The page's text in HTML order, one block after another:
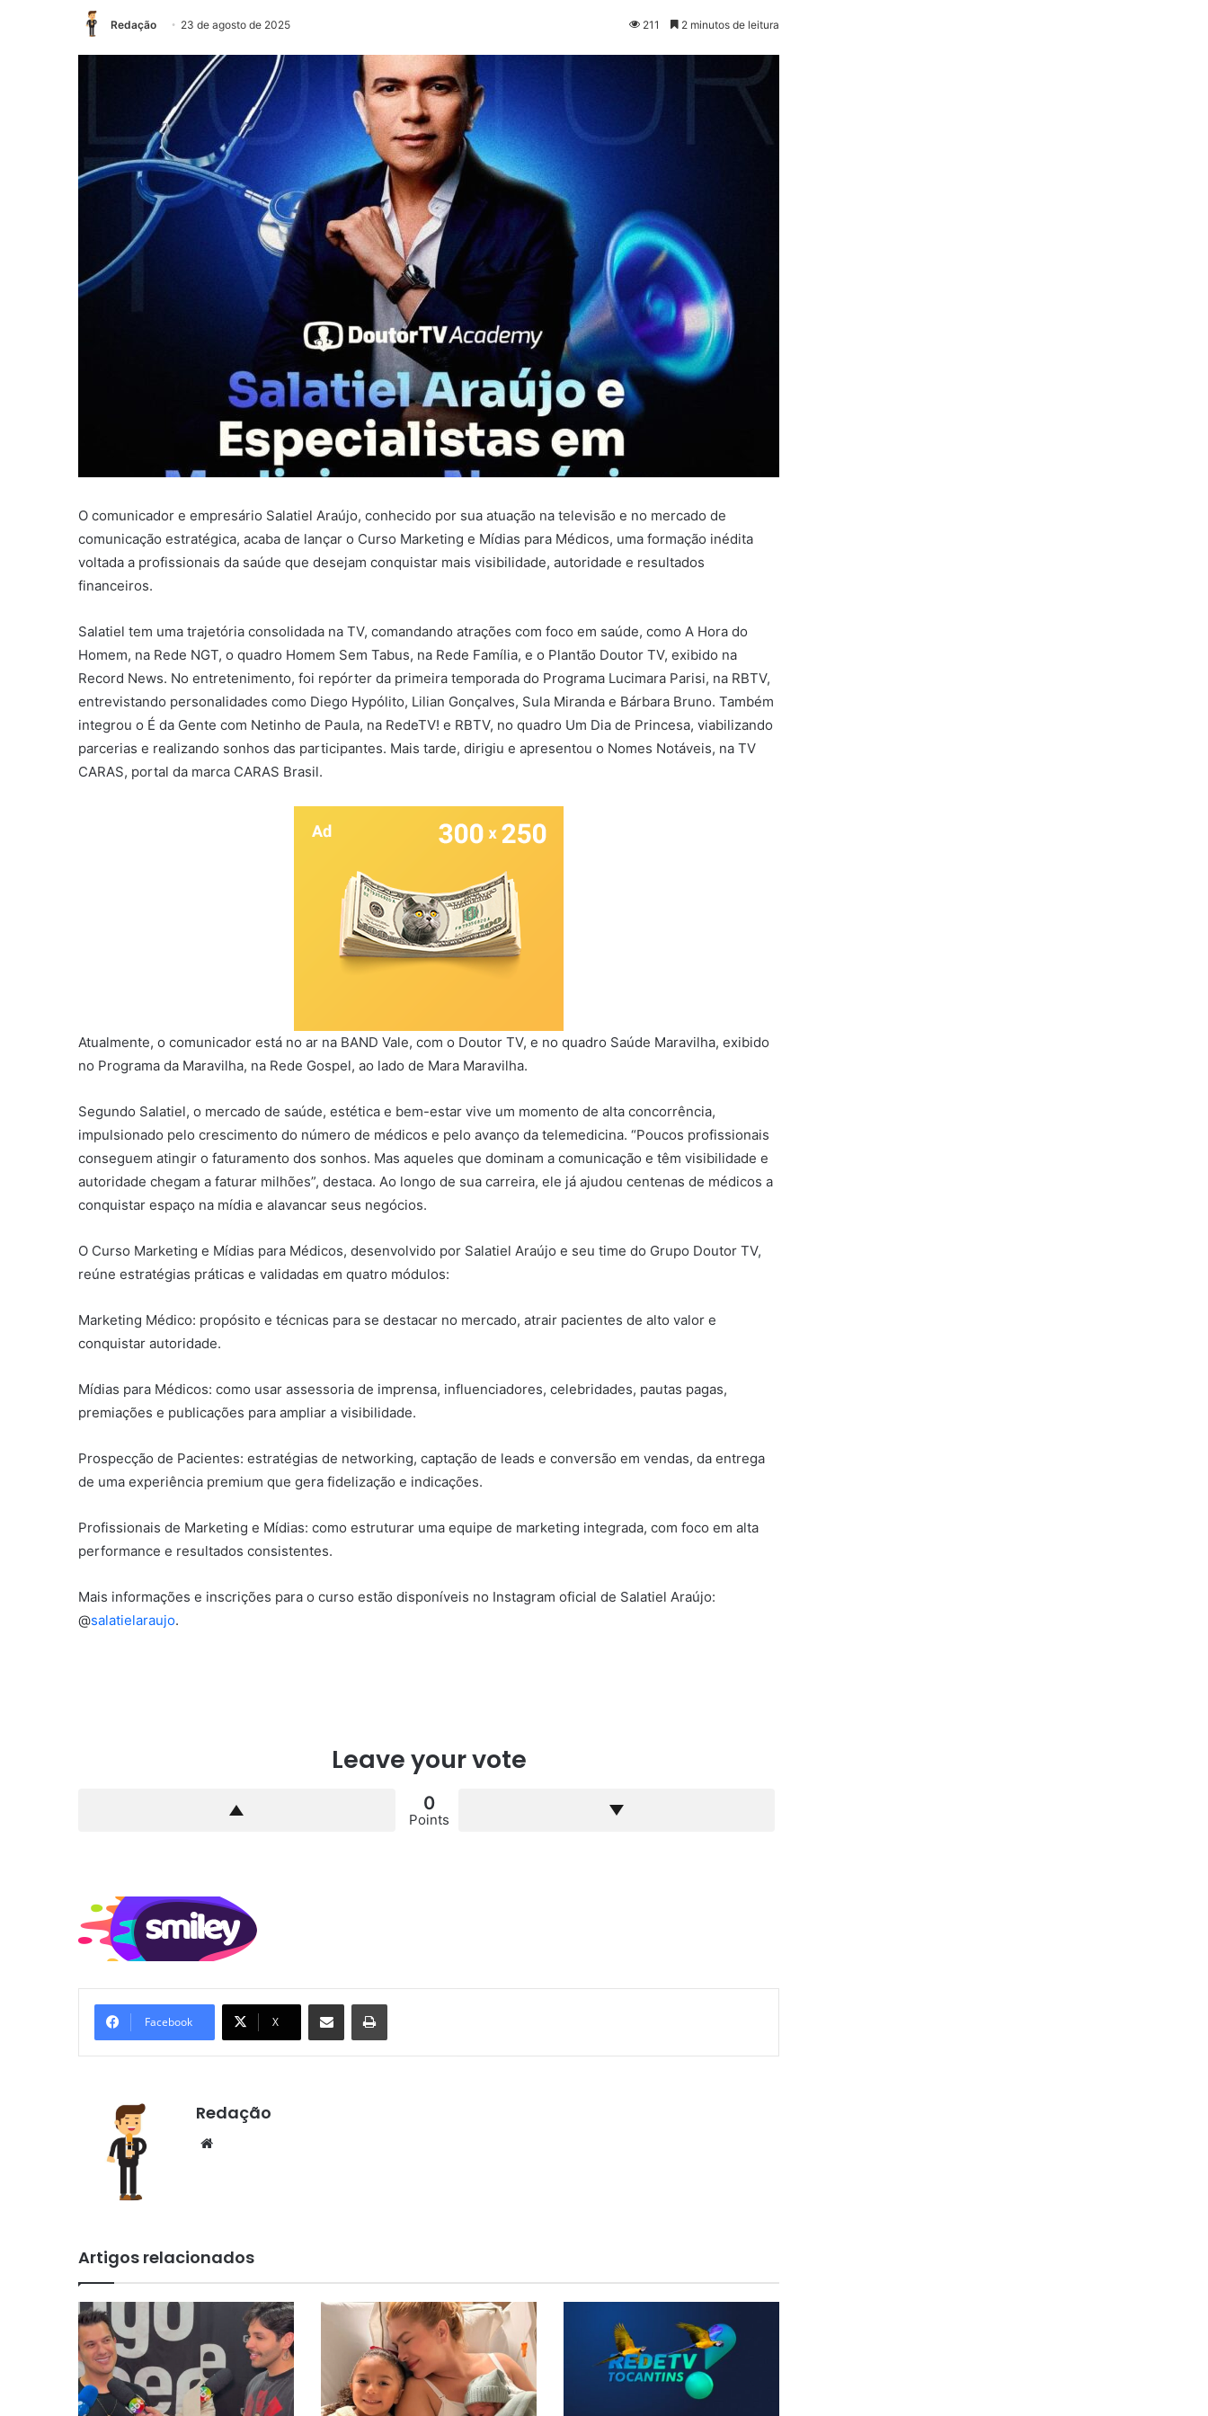
Redação 23 de agosto de 2025 211 2 minutos de leitura
O comunicador e empresário Salatiel Araújo, conhecido por sua atuação na televisão e no mercado de
comunicação estratégica, acaba de lançar o Curso Marketing e Mídias para Médicos, uma formação inédita
voltada a profissionais da saúde que desejam conquistar mais visibilidade, autoridade e resultados
financeiros.
Salatiel tem uma trajetória consolidada na TV, comandando atrações com foco em saúde, como A Hora do
Homem, na Rede NGT, o quadro Homem Sem Tabus, na Rede Família, e o Plantão Doutor TV, exibido na
Record News. No entretenimento, foi repórter da primeira temporada do Programa Lucimara Parisi, na RBTV,
entrevistando personalidades como Diego Hypólito, Lilian Gonçalves, Sula Miranda e Bárbara Bruno. Também
integrou o É da Gente com Netinho de Paula, na RedeTV! e RBTV, no quadro Um Dia de Princesa, viabilizando
parcerias e realizando sonhos das participantes. Mais tarde, dirigiu e apresentou o Nomes Notáveis, na TV
CARAS, portal da marca CARAS Brasil.
Atualmente, o comunicador está no ar na BAND Vale, com o Doutor TV, e no quadro Saúde Maravilha, exibido
no Programa da Maravilha, na Rede Gospel, ao lado de Mara Maravilha.
Segundo Salatiel, o mercado de saúde, estética e bem-estar vive um momento de alta concorrência,
impulsionado pelo crescimento do número de médicos e pelo avanço da telemedicina. “Poucos profissionais
conseguem atingir o faturamento dos sonhos. Mas aqueles que dominam a comunicação e têm visibilidade e
autoridade chegam a faturar milhões”, destaca. Ao longo de sua carreira, ele já ajudou centenas de médicos a
conquistar espaço na mídia e alavancar seus negócios.
O Curso Marketing e Mídias para Médicos, desenvolvido por Salatiel Araújo e seu time do Grupo Doutor TV,
reúne estratégias práticas e validadas em quatro módulos:
Marketing Médico: propósito e técnicas para se destacar no mercado, atrair pacientes de alto valor e
conquistar autoridade.
Mídias para Médicos: como usar assessoria de imprensa, influenciadores, celebridades, pautas pagas,
premiações e publicações para ampliar a visibilidade.
Prospecção de Pacientes: estratégias de networking, captação de leads e conversão em vendas, da entrega
de uma experiência premium que gera fidelização e indicações.
Profissionais de Marketing e Mídias: como estruturar uma equipe de marketing integrada, com foco em alta
performance e resultados consistentes.
Mais informações e inscrições para o curso estão disponíveis no Instagram oficial de Salatiel Araújo:
@salatielaraujo.
Leave your vote
0
Points
Facebook X
Compartilhar via e-mail Imprimir
Redação
Artigos relacionados